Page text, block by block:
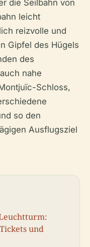
die Seilbahn von
leicht
reizvolle und
Gipfel des Hügels
des
nahe
Schloss,
so den
Ausflugsziel
und